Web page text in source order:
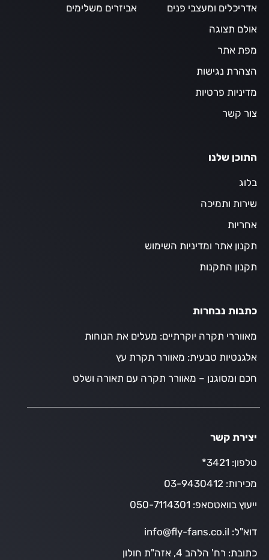
אדריכלים ומעצבי פנים
אולם תצוגה
מפת אתר
הצהרת נגישות
מדיניות פרטיות
צור קשר
אביזרים משלימים
התוכן שלנו
בלוג
שירות ותמיכה
אחריות
תקנון אתר ומדיניות השימוש
תקנון התקנות
כתבות נבחרות
מאווררי תקרה יוקרתיים: מעלים את הנוחות
אלגנטיות טבעית: מאוורר תקרת עץ
חכם ומסוגנן – מאוורר תקרה עם תאורה ושלט
יצירת קשר
טלפון: 3421*
מכירות: 03-9430412
ייעוץ בוואטסאפ: 050-7114301
דוא"ל: info@fly-fans.co.il
כתובת: רח' הלהב 4, אזה"ת חולון